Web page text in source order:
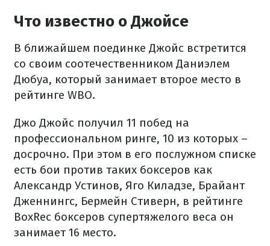
Что известно о Джойсе
В ближайшем поединке Джойс встретится
со своим соотечественником Даниэлем
Дюбуа, который занимает второе место в
рейтинге WBO.
Джо Джойс получил 11 побед на
профессиональном ринге, 10 из которых –
досрочно. При этом в его послужном списке
есть бои против таких боксеров как
Александр Устинов, Яго Киладзе, Брайант
Дженнингс, Бермейн Стиверн, в рейтинге
BoxRec боксеров супертяжелого веса он
занимает 16 место.